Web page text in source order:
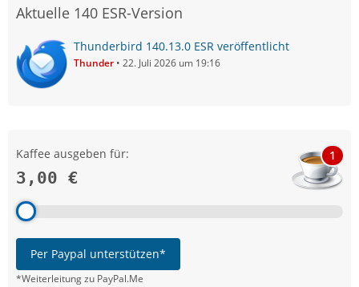
Aktuelle 140 ESR-Version
Thunderbird 140.13.0 ESR veröffentlicht
Thunder 22. Juli 2026 um 19:16
Kaffee ausgeben für:
3,00 €
1
Per Paypal unterstützen*
*Weiterleitung zu PayPal.Me